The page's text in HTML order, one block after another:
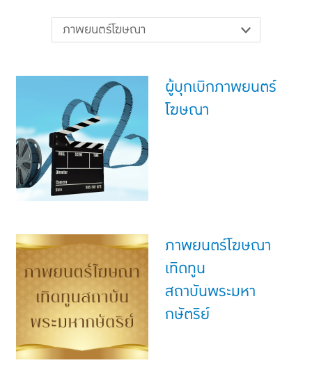
แบบประกันทั้งหมด
แบบประกันที่เหมาะกับช่วงอายุ
เปรียบเทียบแบบประกัน
เลือกแบบประกันที่เหมาะกับคุณ
TL Learning Center
ภาพยนตร์โฆษณา
ผู้บุกเบิกภาพยนตร์
โฆษณา
ภาพยนตร์โฆษณา
เทิดทูน
สถาบันพระมหา
กษัตริย์